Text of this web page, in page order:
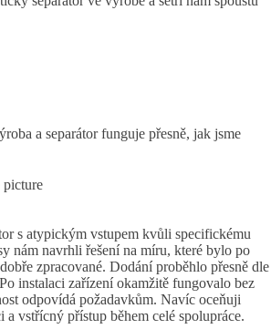
a separátor funguje přesně, jak jsme
s atypickým vstupem kvůli specifickému
nám navrhli řešení na míru, které bylo po
zpracované. Dodání proběhlo přesně dle
instalaci zařízení okamžitě fungovalo bez
odpovídá požadavkům. Navíc oceňuji
a vstřícný přístup během celé spolupráce.